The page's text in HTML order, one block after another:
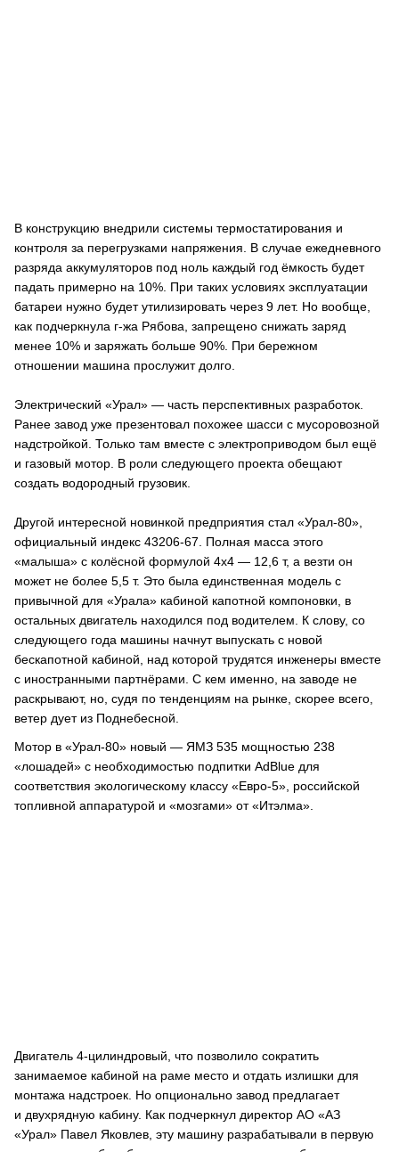
В конструкцию внедрили системы термостатирования и
контроля за перегрузками напряжения. В случае ежедневного
разряда аккумуляторов под ноль каждый год ёмкость будет
падать примерно на 10%. При таких условиях эксплуатации
батареи нужно будет утилизировать через 9 лет. Но вообще,
как подчеркнула г-жа Рябова, запрещено снижать заряд
менее 10% и заряжать больше 90%. При бережном
отношении машина прослужит долго.
Электрический «Урал» — часть перспективных разработок.
Ранее завод уже презентовал похожее шасси с мусоровозной
надстройкой. Только там вместе с электроприводом был ещё
и газовый мотор. В роли следующего проекта обещают
создать водородный грузовик.
Другой интересной новинкой предприятия стал «Урал-80»,
официальный индекс 43206-67. Полная масса этого
«малыша» с колёсной формулой 4х4 — 12,6 т, а везти он
может не более 5,5 т. Это была единственная модель с
привычной для «Урала» кабиной капотной компоновки, в
остальных двигатель находился под водителем. К слову, со
следующего года машины начнут выпускать с новой
бескапотной кабиной, над которой трудятся инженеры вместе
с иностранными партнёрами. С кем именно, на заводе не
раскрывают, но, судя по тенденциям на рынке, скорее всего,
ветер дует из Поднебесной.
Мотор в «Урал-80» новый — ЯМЗ 535 мощностью 238
«лошадей» с необходимостью подпитки AdBlue для
соответствия экологическому классу «Евро-5», российской
топливной аппаратурой и «мозгами» от «Итэлма».
Двигатель 4-цилиндровый, что позволило сократить
занимаемое кабиной на раме место и отдать излишки для
монтажа надстроек. Но опционально завод предлагает
и двухрядную кабину. Как подчеркнул директор АО «АЗ
«Урал» Павел Яковлев, эту машину разрабатывали в первую